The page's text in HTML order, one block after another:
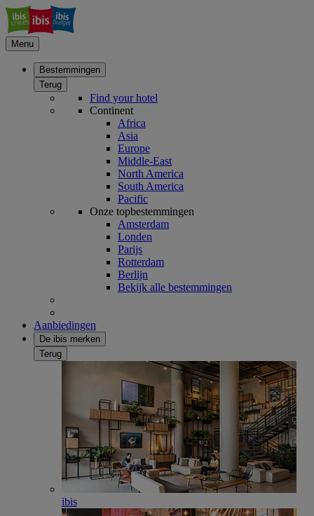
Menu
Bestemmingen
Terug
Find your hotel
Continent
Africa
Asia
Europe
Middle-East
North America
South America
Pacific
Onze topbestemmingen
Amsterdam
Londen
Parijs
Rotterdam
Berlijn
Bekijk alle bestemmingen
Aanbiedingen
De ibis merken
Terug
ibis